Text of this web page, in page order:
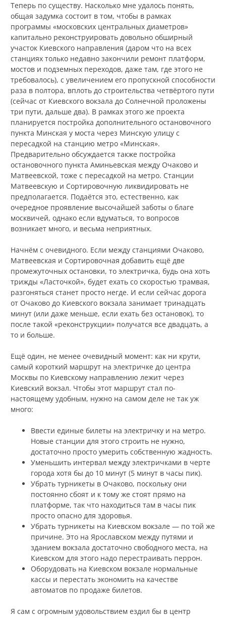
Теперь по существу. Насколько мне удалось понять,
общая задумка состоит в том, чтобы в рамках
программы «московских центральных диаметров»
капитально реконструировать довольно обширный
участок Киевского направления (даром что на всех
станциях только недавно закончили ремонт платформ,
мостов и подземных переходов, даже там, где этого не
требовалось), с увеличением его пропускной способности
раза в полтора, вплоть до строительства четвёртого пути
(сейчас от Киевского вокзала до Солнечной проложены
три пути, дальше два). В рамках этого же проекта
планируется постройка дополнительного остановочного
пункта Минская у моста через Минскую улицу с
пересадкой на станцию метро «Минская».
Предварительно обсуждается также постройка
остановочного пункта Аминьевская между Очаково и
Матвеевской, тоже с пересадкой на метро. Станции
Матвеевскую и Сортировочную ликвидировать не
предполагается. Подаётся это, естественно, как
очередное проявление высочайшей заботы о благе
москвичей, однако если вдуматься, то вопросов
возникает много, и весьма неприятных.
Начнём с очевидного. Если между станциями Очаково,
Матвеевская и Сортировочная добавить ещё две
промежуточных остановки, то электричка, будь она хоть
трижды «Ласточкой», будет ехать со скоростью трамвая,
разгоняться станет просто негде. И если сейчас дорога
от Очаково до Киевского вокзала занимает тринадцать
минут (или даже меньше, если ехать без остановок), то
после такой «реконструкции» получатся все двадцать, а
то и больше.
Ещё один, не менее очевидный момент: как ни крути,
самый короткий маршрут на электричке до центра
Москвы по Киевскому направлению лежит через
Киевский вокзал. Чтобы этот маршрут стал по-
настоящему удобным, нужно на самом деле не так уж
много:
Ввести единые билеты на электричку и на метро.
Новые станции для этого строить не нужно,
достаточно просто умерить собственную жадность.
Уменьшить интервал между электричками в черте
города хотя бы до 10 минут (5 минут в часы пик).
Убрать турникеты в Очаково, поскольку они
постоянно сбоят и к тому же стоят прямо на
платформе, так что находиться там в часы пик
просто опасно для здоровья.
Убрать турникеты на Киевском вокзале — по той же
причине. Это на Ярославском между путями и
зданием вокзала достаточно свободного места, на
Киевском для этого надо перестраивать перрон.
Оборудовать на Киевском вокзале нормальные
кассы и перестать экономить на качестве
автоматов по продаже билетов.
Я сам с огромным удовольствием ездил бы в центр